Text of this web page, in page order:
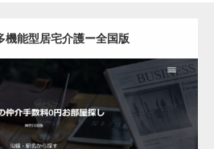
機能型居宅介護ー全国版
新日： 2023.03.08